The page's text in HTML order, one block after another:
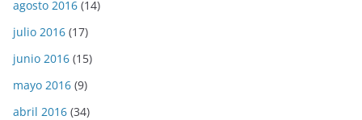
agosto 2016 (14)
julio 2016 (17)
junio 2016 (15)
mayo 2016 (9)
abril 2016 (34)